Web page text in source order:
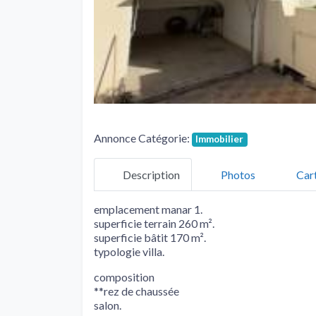
Annonce Catégorie: Immobilier
Description Photos
emplacement manar 1.
superficie terrain 260 m².
superficie bâtit 170 m².
typologie villa.
composition
**rez de chaussée
salon.